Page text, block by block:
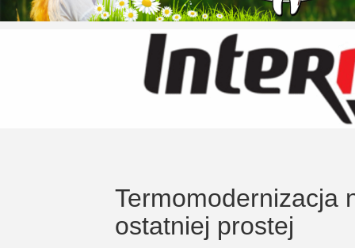
Termomodernizacja
ostatniej prostej